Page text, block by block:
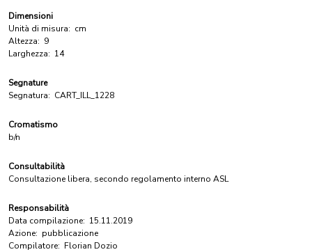
Dimensioni
Unità di misura: cm
Altezza: 9
Larghezza: 14
Segnature
Segnatura: CART_ILL_1228
Cromatismo
b/n
Consultabilità
Consultazione libera, secondo regolamento interno ASL
Responsabilità
Data compilazione: 15.11.2019
Azione: pubblicazione
Compilatore: Florian Dozio